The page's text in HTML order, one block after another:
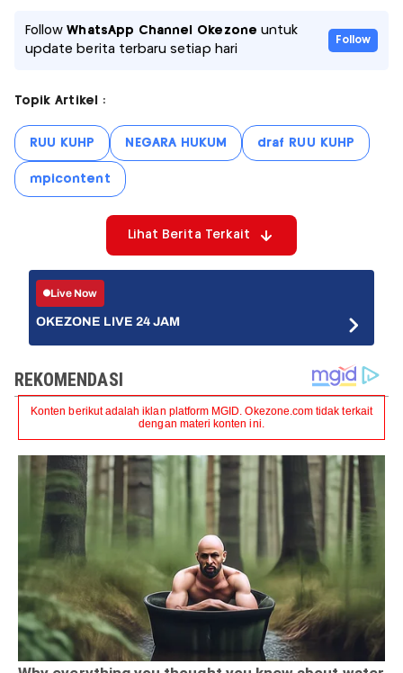
FollowWhatsApp Channel Okezone untuk
update berita terbaru setiap hari
Follow
Topik Artikel :
RUU KUHP NEGARA HUKUM draf RUU KUHP
mpicontent
Lihat Berita Terkait
Live Now
OKEZONE LIVE 24 JAM